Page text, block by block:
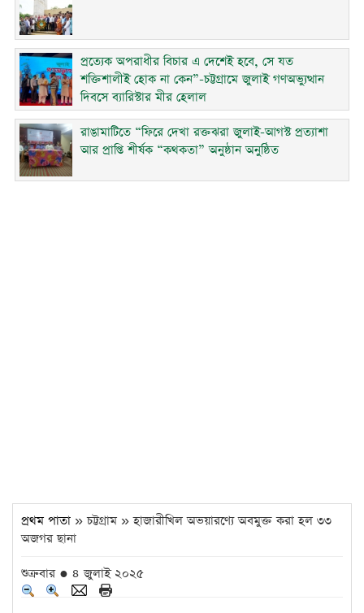
প্রত্যেক অপরাধীর বিচার এ দেশেই হবে, সে যত
শক্তিশালীই হোক না কেন”-চট্টগ্রামে জুলাই গণঅভ্যুত্থান
দিবসে ব্যারিস্টার মীর হেলাল
রাঙামাটিতে “ফিরে দেখা রক্তঝরা জুলাই-আগস্ট প্রত্যাশা
আর প্রাপ্তি শীর্ষক “কথকতা” অনুষ্ঠান অনুষ্ঠিত
প্রথম পাতা » চট্টগ্রাম » হাজারীখিল অভয়ারণ্যে অবমুক্ত করা হল ৩৩
অজগর ছানা
শুক্রবার ● ৪ জুলাই ২০২৫